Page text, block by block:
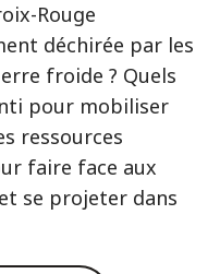
Rouge
déchirée par les
froide ? Quels
pour mobiliser
ressources
faire face aux
se projeter dans